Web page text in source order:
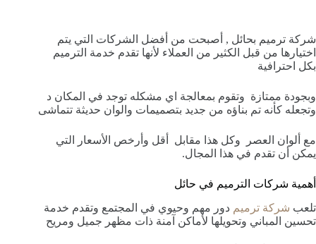
شركة ترميم بحائل , أصبحت من أفضل الشركات التي يتم
اختيارها من قبل الكثير من العملاء لأنها تقدم خدمة الترميم
بكل احترافية
وبجودة ممتازة وتقوم بمعالجة اي مشكله توجد في المكان د
وتجعله كأنه تم بناؤه من جديد بتصميمات والوان حديثة تتماشى
مع ألوان العصر وكل هذا مقابل
أقل وأرخص الأسعار التي
يمكن أن تقدم في هذا المجال.
أهمية شركات الترميم في حائل
تلعب شركة ترميم دور مهم وحيوي في المجتمع وتقدم خدمة
تحسين المباني وتحويلها لأماكن آمنة ذات مظهر جميل ومريح